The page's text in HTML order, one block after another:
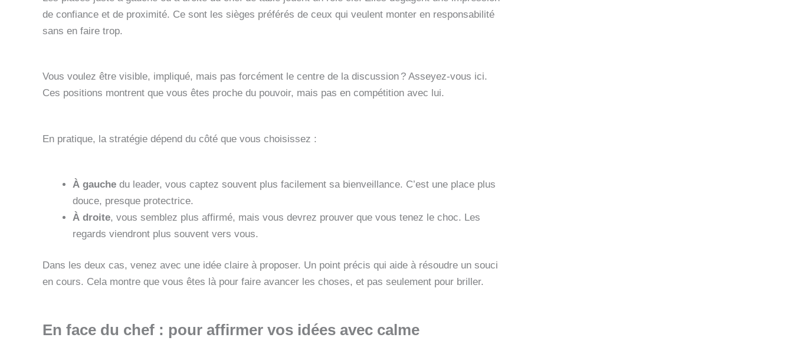
de confiance et de proximité. Ce sont les sièges préférés de ceux qui veulent monter en responsabilité
sans en faire trop.
Vous voulez être visible, impliqué, mais pas forcément le centre de la discussion ? Asseyez-vous ici.
Ces positions montrent que vous êtes proche du pouvoir, mais pas en compétition avec lui.
En pratique, la stratégie dépend du côté que vous choisissez :
À gauche du leader, vous captez souvent plus facilement sa bienveillance. C’est une place plus
douce, presque protectrice.
À droite, vous semblez plus affirmé, mais vous devrez prouver que vous tenez le choc. Les
regards viendront plus souvent vers vous.
Dans les deux cas, venez avec une idée claire à proposer. Un point précis qui aide à résoudre un souci
en cours. Cela montre que vous êtes là pour faire avancer les choses, et pas seulement pour briller.
En face du chef : pour affirmer vos idées avec calme